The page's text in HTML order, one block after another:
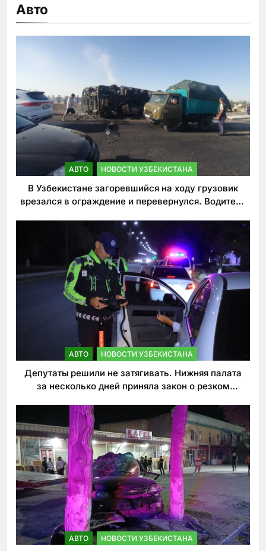
Авто
АВТО НОВОСТИ УЗБЕКИСТАНА
В Узбекистане загоревшийся на ходу грузовик
врезался в ограждение и перевернулся. Водитель
АВТО НОВОСТИ УЗБЕКИСТАНА
Депутаты решили не затягивать. Нижняя палата
за несколько дней приняла закон о резком
АВТО НОВОСТИ УЗБЕКИСТАНА